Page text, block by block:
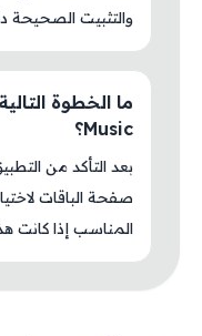
والتثبيت الصحيحة
Music؟
بعد التأكد من
صفحة الباقات
المناسب إذا كانت